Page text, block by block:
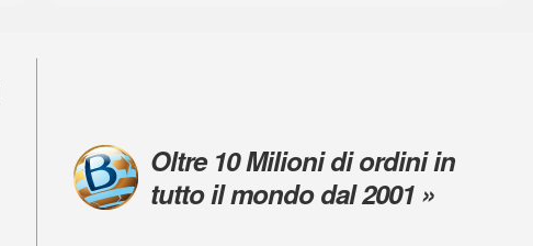
Oltre 10 Milioni di ordini in
tutto il mondo dal 2001 »